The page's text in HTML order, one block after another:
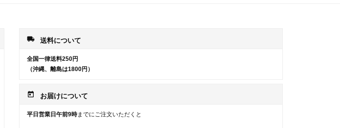
local_shipping 送料について
全国一律送料250円
（沖縄、離島は1800円）
today お届けについて
平日営業日午前9時までにご注文いただくと